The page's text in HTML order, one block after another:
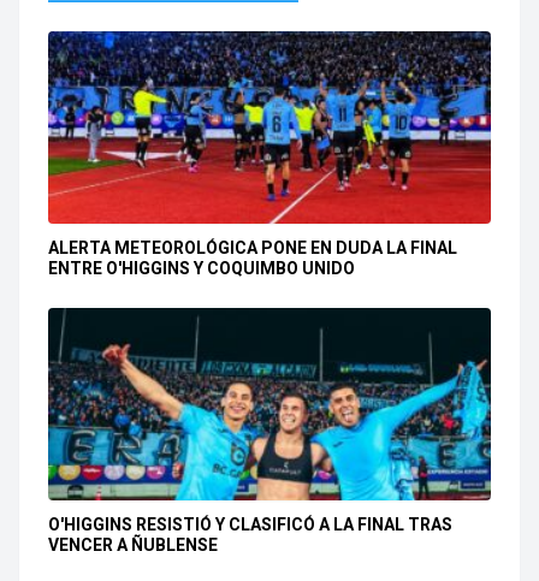
ALERTA METEOROLÓGICA PONE EN DUDA LA FINAL
ENTRE O'HIGGINS Y COQUIMBO UNIDO
O'HIGGINS RESISTIÓ Y CLASIFICÓ A LA FINAL TRAS
VENCER A ÑUBLENSE